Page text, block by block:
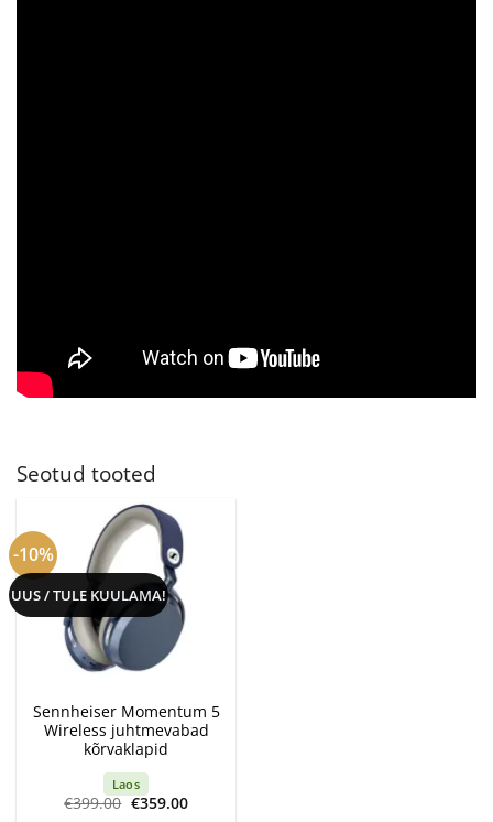
Seotud tooted
-10%
UUS / TULE KUULAMA!
Sennheiser Momentum 5
Wireless juhtmevabad
kõrvaklapid
Laos
€399.00 Algne
hind
€359.00Current